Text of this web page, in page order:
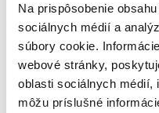
Na prispôsobenie
sociálnych médií a
súbory cookie.
webové stránky,
oblasti sociálnych médií,
môžu príslušné
GUM PAROEX ústny výplach
% + CPC 0,05 %), 500 ml
8,65 €
/5